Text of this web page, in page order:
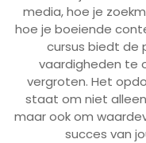
media, hoe je
hoe je boeiende
cursus biedt de
vaardigheden te
vergroten. Het
staat om niet
maar ook om
succes van